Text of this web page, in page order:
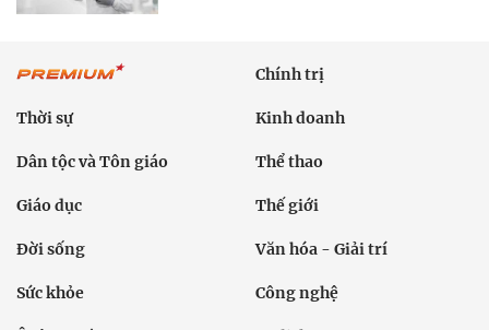
Chính trị
Thời sự Kinh doanh
Dân tộc và Tôn giáo Thể thao
Giáo dục Thế giới
Đời sống Văn hóa - Giải trí
Sức khỏe Công nghệ